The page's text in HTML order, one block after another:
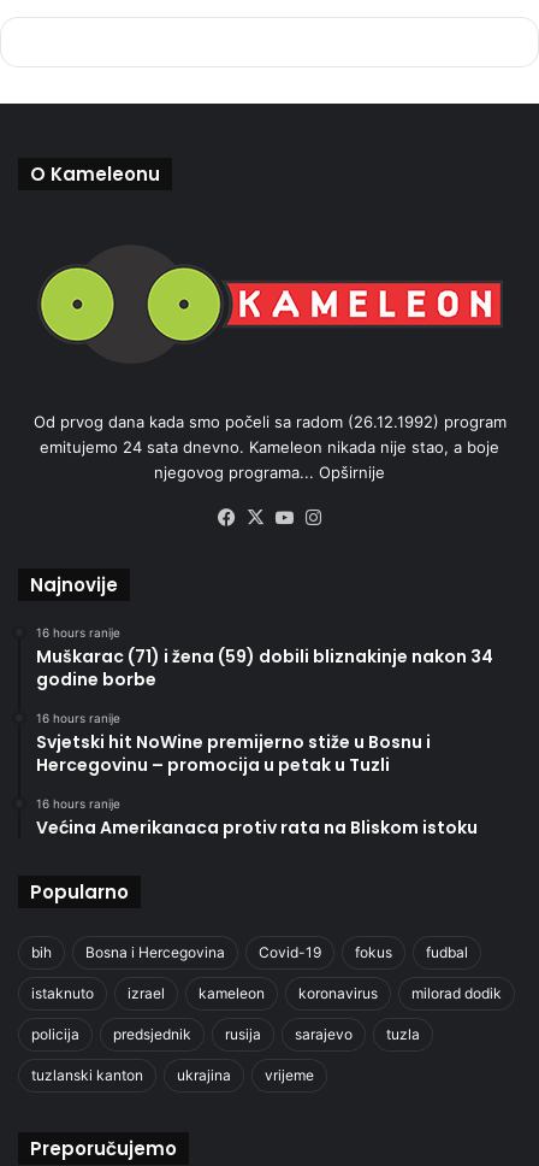
O Kameleonu
Od prvog dana kada smo počeli sa radom (26.12.1992) program
emitujemo 24 sata dnevno. Kameleon nikada nije stao, a boje
njegovog programa... Opširnije
Facebook
X YouTube
Najnovije
16 hours ranije
Muškarac (71) i žena (59) dobili bliznakinje nakon 34
godine borbe
16 hours ranije
Svjetski hit NoWine premijerno stiže u Bosnu i
Hercegovinu – promocija u petak u Tuzli
16 hours ranije
Većina Amerikanaca protiv rata na Bliskom istoku
Popularno
bih Bosna i Hercegovina Covid-19 fokus fudbal
istaknuto izrael kameleon koronavirus milorad dodik
policija predsjednik rusija sarajevo tuzla
tuzlanski kanton ukrajina vrijeme
Preporučujemo